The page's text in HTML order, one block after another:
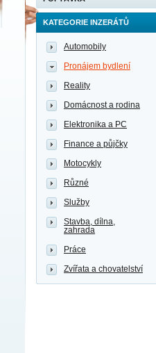
KATEGORIE INZERÁTŮ
Automobily
Pronájem bydlení
Reality
Domácnost a rodina
Elektronika a PC
Finance a půjčky
Motocykly
Různé
Služby
Stavba, dílna,
zahrada
Práce
Zvířata a chovatelství